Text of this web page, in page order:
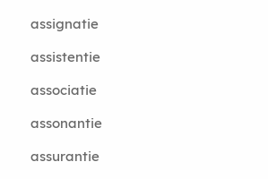
assignatie
assistentie
associatie
assonantie
assurantie